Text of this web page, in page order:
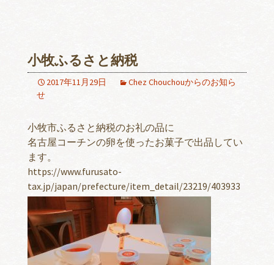
小牧ふるさと納税
2017年11月29日
Chez Chouchouからのお知ら
せ
小牧市ふるさと納税のお礼の品に
名古屋コーチンの卵を使ったお菓子で出品してい
ます。
https://www.furusato-
tax.jp/japan/prefecture/item_detail/23219/403933